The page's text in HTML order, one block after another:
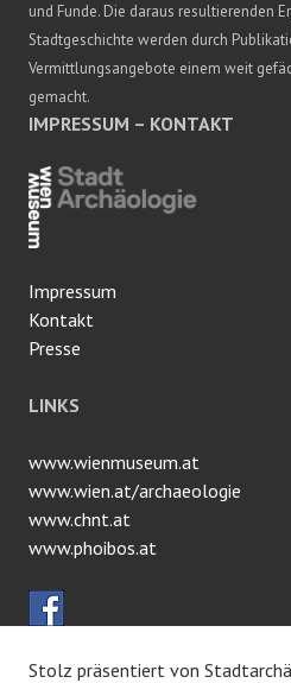
und Funde. Die daraus resultierenden
Stadtgeschichte werden durch
Vermittlungsangebote einem weit
gemacht.
IMPRESSUM – KONTAKT
Impressum
Kontakt
Presse
LINKS
www.wienmuseum.at
www.wien.at/archaeologie
www.chnt.at
www.phoibos.at
Stolz präsentiert von